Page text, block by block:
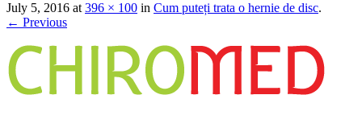
July 5, 2016 at 396 × 100 in Cum puteți trata o hernie de disc.
← Previous